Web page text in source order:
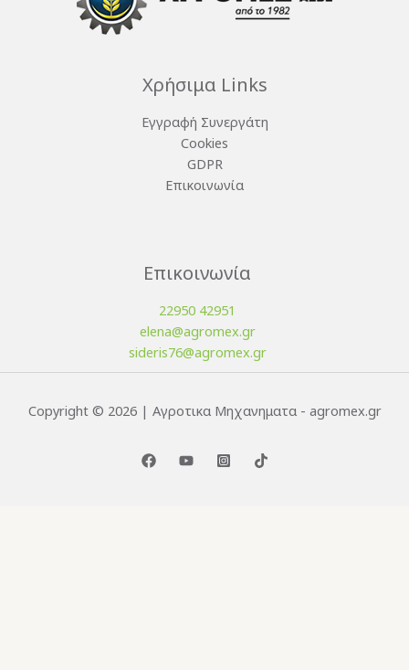
Χρήσιμα Links
Εγγραφή Συνεργάτη
Cookies
GDPR
Επικοινωνία
Επικοινωνία
22950 42951
elena@agromex.gr
sideris76@agromex.gr
Copyright © 2026 | Αγροτικα Μηχανηματα - agromex.gr